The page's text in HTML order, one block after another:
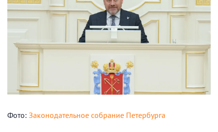
Фото: Законодательное собрание Петербурга